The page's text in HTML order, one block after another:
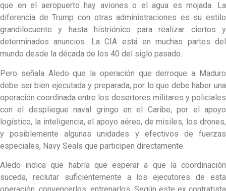
que en el aeropuerto hay aviones o el agua es mojada. La
diferencia de Trump con otras administraciones es su estilo
grandilocuente y hasta histriónico para realizar ciertos y
determinados anuncios. La CIA está en muchas partes del
mundo desde la década de los 40 del siglo pasado.
Pero señala Aledo que la operación que derroque a Maduro
debe ser bien ejecutada y preparada, por lo que debe haber una
operación coordinada entre los desertores militares y policiales
con el despliegue naval gringo en el Caribe, por el apoyo
logístico, la inteligencia, el apoyo aéreo, de misiles, los drones,
y posiblemente algunas unidades y efectivos de fuerzas
especiales, Navy Seals que participen directamente.
Aledo indica que habría que esperar a que la coordinación
suceda, reclutar suficientemente a los ejecutores de esta